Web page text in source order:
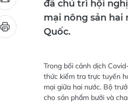
đã chủ trì hội
mại nông sản hai
Quốc.
Trong bối cảnh dịch
thức kiểm tra trực tuyến
mại giữa hai nước. Bộ
cho sản phẩm bưởi và